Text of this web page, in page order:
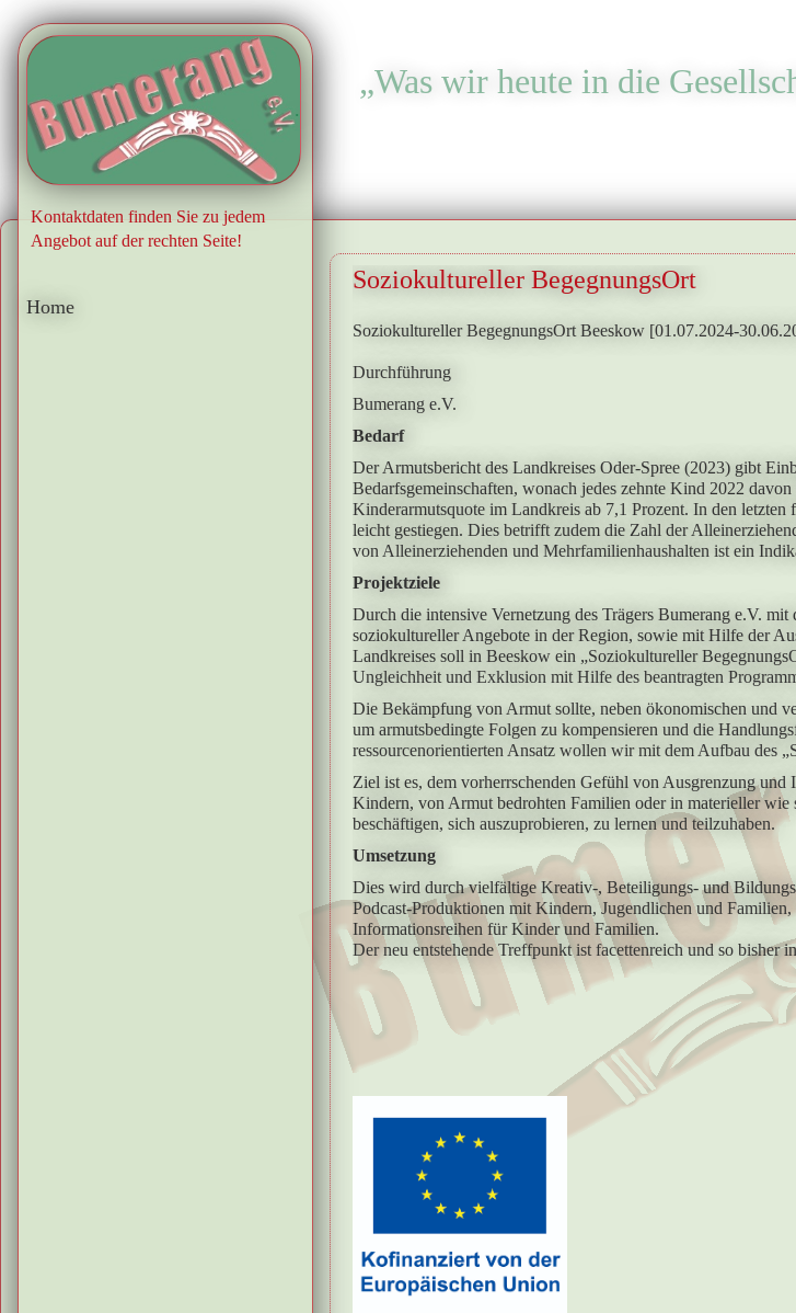
„Was wir heute in die
.
Kontaktdaten finden Sie zu jedem
Angebot auf der rechten Seite!
Home
Soziokultureller BegegnungsOrt
Soziokultureller BegegnungsOrt Beeskow [01.07.2024-
Durchführung
Bumerang e.V.
Bedarf
Der Armutsbericht des Landkreises Oder-Spree (2023) gibt
Bedarfsgemeinschaften, wonach jedes zehnte Kind 2022
Kinderarmutsquote im Landkreis ab 7,1 Prozent. In den
leicht gestiegen. Dies betrifft zudem die Zahl der
von Alleinerziehenden und Mehrfamilienhaushalten ist ein
Projektziele
Durch die intensive Vernetzung des Trägers Bumerang e.V.
soziokultureller Angebote in der Region, sowie mit Hilfe der
Landkreises soll in Beeskow ein „Soziokultureller
Ungleichheit und Exklusion mit Hilfe des beantragten
Die Bekämpfung von Armut sollte, neben ökonomischen und
um armutsbedingte Folgen zu kompensieren und die
ressourcenorientierten Ansatz wollen wir mit dem Aufbau des
Ziel ist es, dem vorherrschenden Gefühl von Ausgrenzung
Kindern, von Armut bedrohten Familien oder in materieller
beschäftigen, sich auszuprobieren, zu lernen und teilzuhaben.
Umsetzung
Dies wird durch vielfältige Kreativ-, Beteiligungs- und
Podcast-Produktionen mit Kindern, Jugendlichen und
Informationsreihen für Kinder und Familien.
Der neu entstehende Treffpunkt ist facettenreich und so bisher